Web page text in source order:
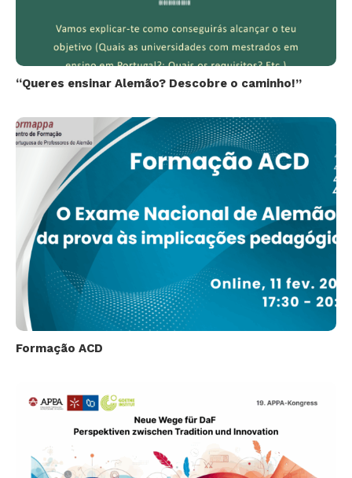
“Queres ensinar Alemão? Descobre o caminho!”
Formação ACD